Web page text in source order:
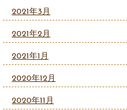
2021年3月
2021年2月
2021年1月
2020年12月
2020年11月